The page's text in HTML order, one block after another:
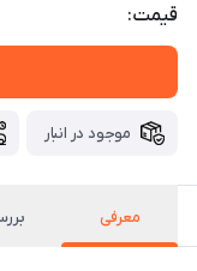
قیمت:
موجود در انبار
معرفی